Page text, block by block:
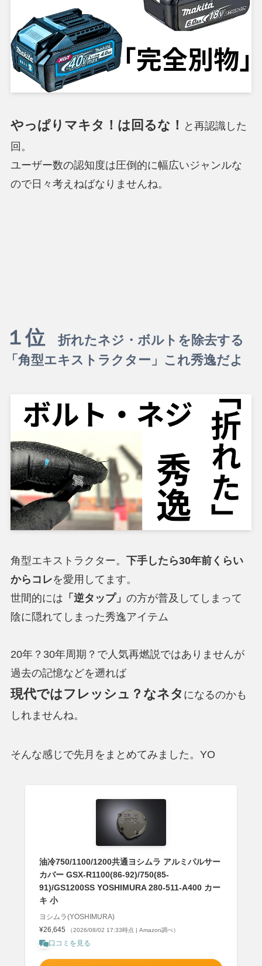
やっぱりマキタ！は回るな！ と再認識した
回。
ユーザー数の認知度は圧倒的に幅広いジャンルな
ので日々考えねばなりませんね。
１位折れたネジ・ボルトを除去する
「角型エキストラクター」これ秀逸だよ
角型エキストラクター。 下手したら30年前くらい
からコレを愛用してます。
世間的には 「逆タップ」 の方が普及してしまって
陰に隠れてしまった秀逸アイテム
20年？30年周期？で人気再燃説ではありませんが
過去の記憶などを遡れば
現代ではフレッシュ？なネタ になるのかも
しれませんね。
そんな感じで先月をまとめてみました。YO
油冷750/1100/1200共通ヨシムラ アルミパルサー
カバー GSX-R1100(86-92)/750(85-
91)/GS1200SS YOSHIMURA 280-511-A400 カー
キ 小
ヨシムラ(YOSHIMURA)
¥26,645
（2026/08/02 17:33時点 | Amazon調べ）
口コミを見る